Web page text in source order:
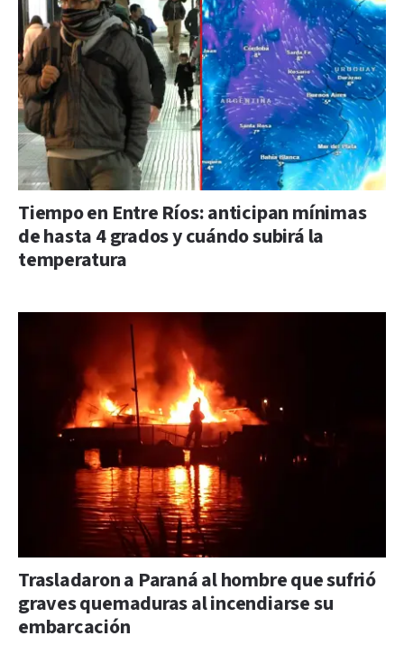
Tiempo en Entre Ríos: anticipan mínimas
de hasta 4 grados y cuándo subirá la
temperatura
Trasladaron a Paraná al hombre que sufrió
graves quemaduras al incendiarse su
embarcación